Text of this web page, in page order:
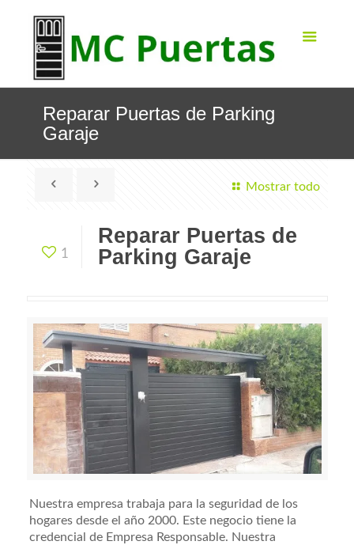
Reparar Puertas de Parking
Garaje
Mostrar todo
1
Reparar Puertas de
Parking Garaje
Nuestra empresa trabaja para la seguridad de los
hogares desde el año 2000. Este negocio tiene la
credencial de Empresa Responsable. Nuestra